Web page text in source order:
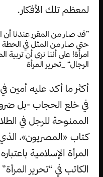
لمعظم تلك الأفكار.
”قد صار من المقرر عندنا أن
حتى صار من المثل في الحطة
امرأة! على أننا نرى أن تربية
الرجال“ _تحرير المرأة
أكثر ما أكد عليه أمين
في خلع الحجاب -بل
الممنوحة للرجل في
كتاب «المصريون»،
المرأة الإسلامية
الكاتب في “تحرير